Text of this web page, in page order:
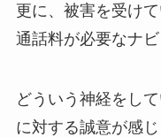
更に、被害を受け
通話料が必要なナビ
どういう神経をし
に対する誠意が感じ